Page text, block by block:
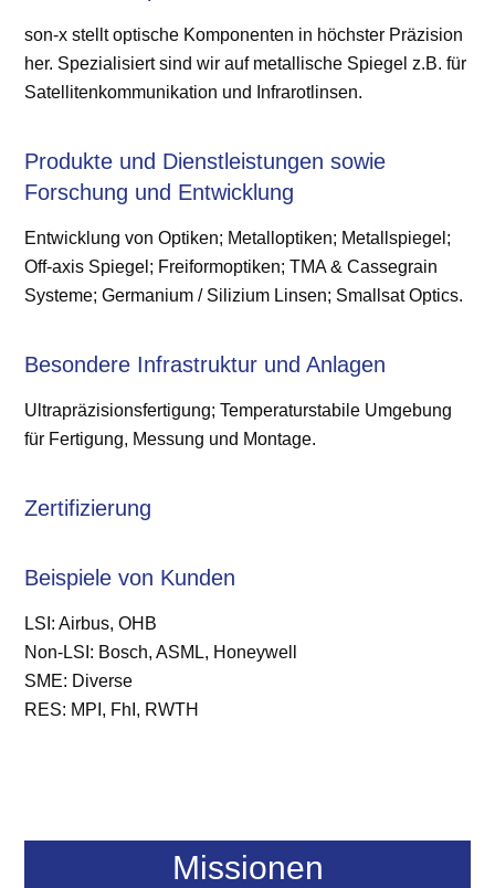
son-x stellt optische Komponenten in höchster Präzision
her. Spezialisiert sind wir auf metallische Spiegel z.B. für
Satellitenkommunikation und Infrarotlinsen.
Produkte und Dienstleistungen sowie
Forschung und Entwicklung
Entwicklung von Optiken; Metalloptiken; Metallspiegel;
Off-axis Spiegel; Freiformoptiken; TMA & Cassegrain
Systeme; Germanium / Silizium Linsen; Smallsat Optics.
Besondere Infrastruktur und Anlagen
Ultrapräzisionsfertigung; Temperaturstabile Umgebung
für Fertigung, Messung und Montage.
Zertifizierung
Beispiele von Kunden
LSI: Airbus, OHB
Non-LSI: Bosch, ASML, Honeywell
SME: Diverse
RES: MPI, FhI, RWTH
Missionen